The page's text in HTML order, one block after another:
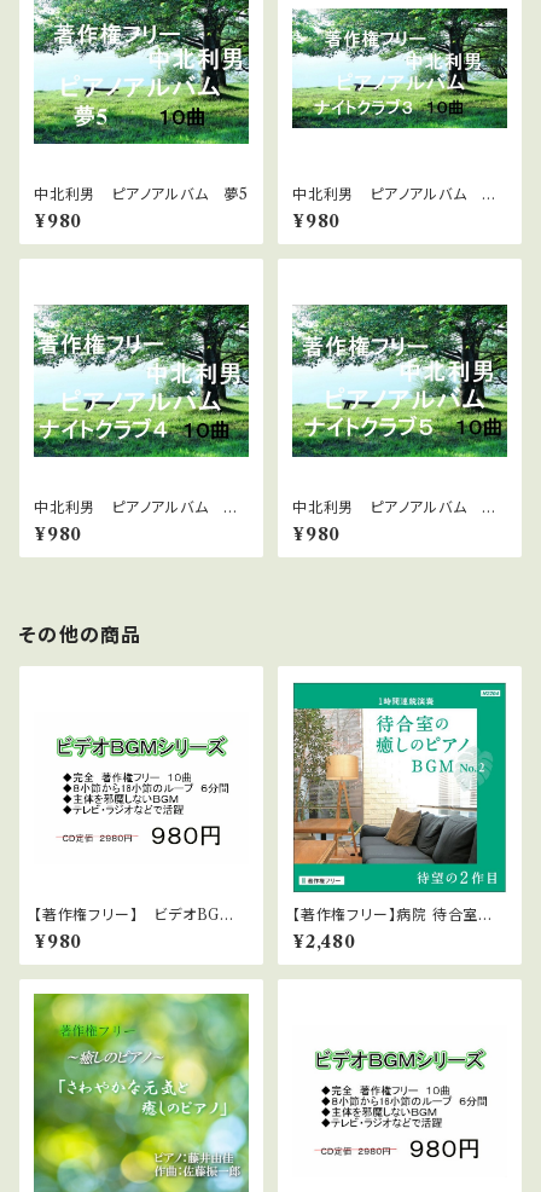
中北利男 ピアノアルバム 夢5
¥980
中北利男 ピアノアルバム ナ
イトクラブ３
¥980
中北利男 ピアノアルバム ナ
イトクラブ4
¥980
中北利男 ピアノアルバム ナ
イトクラブ5
¥980
その他の商品
【著作権フリー】 ビデオBGM
シリーズ No.1 軽快な静かなロ
ック
¥980
【著作権フリー】病院 待合室の
癒しピアノBGMシリーズ No2
1時間ノンストップCD 自律神経
にやさしい音楽 jasrac申請不
¥2,480